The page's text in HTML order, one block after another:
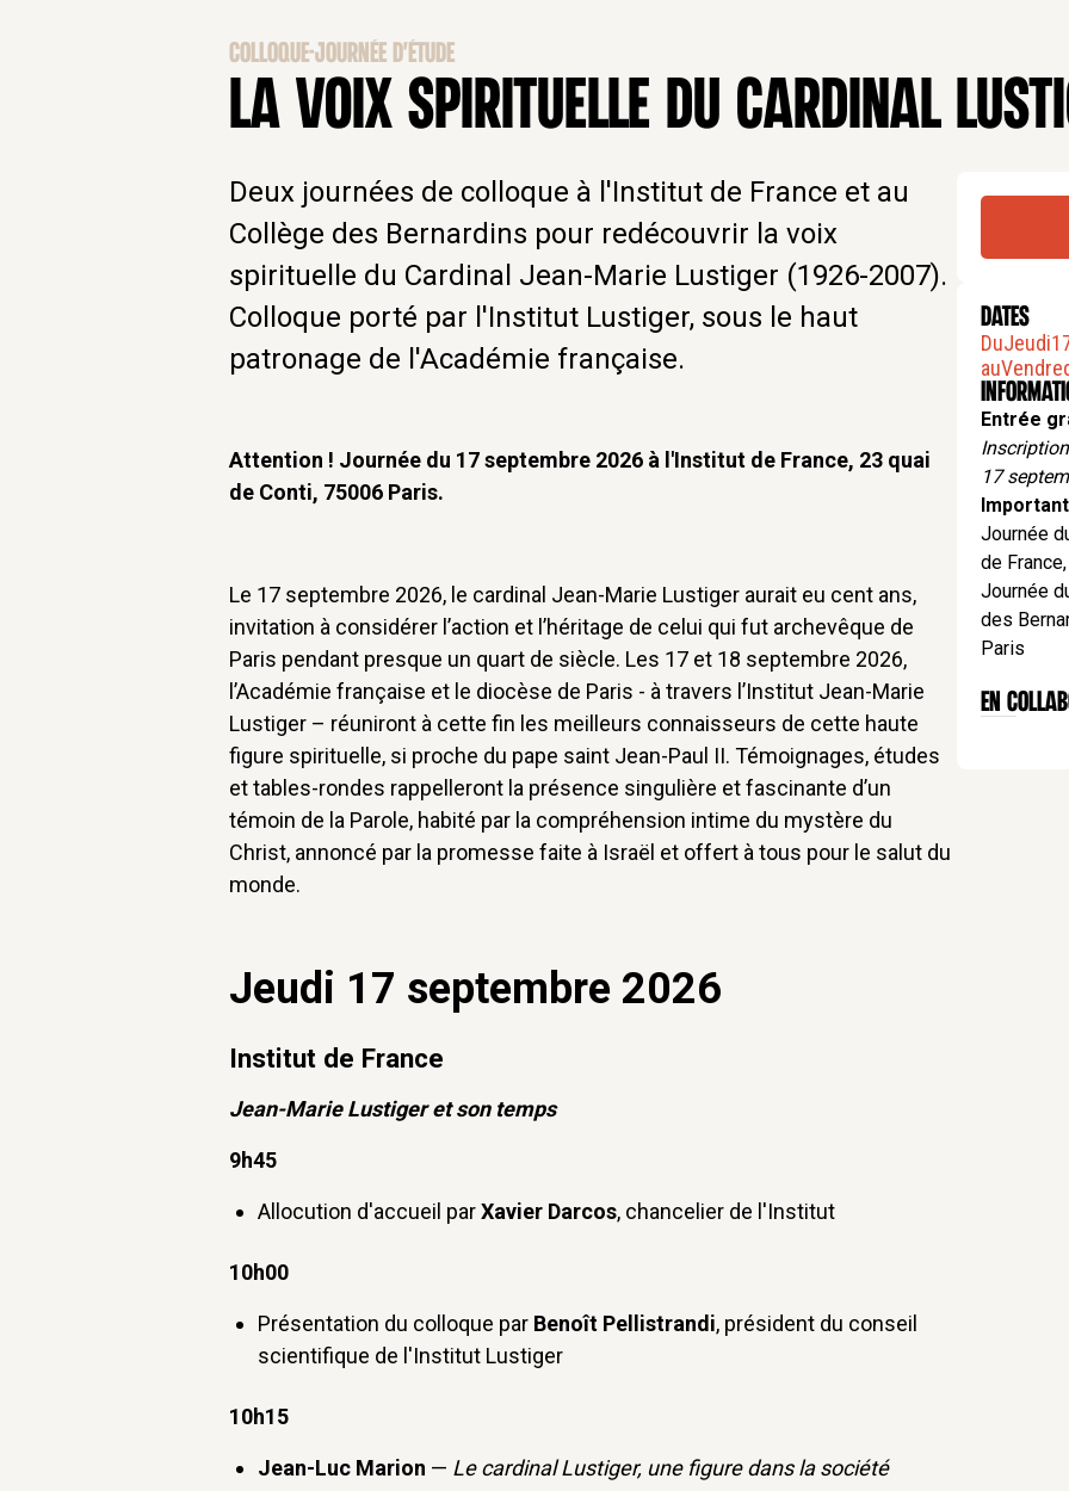
COLLOQUE-JOURNÉE D'ÉTUDE
LA VOIX SPIRITUELLE DU CARDINAL
Deux journées de colloque à l'Institut de France et au
Collège des Bernardins pour redécouvrir la voix
spirituelle du Cardinal Jean-Marie Lustiger (1926-2007).
Colloque porté par l'Institut Lustiger, sous le haut
patronage de l'Académie française.
Attention ! Journée du 17 septembre 2026 à l'Institut de France, 23 quai
de Conti, 75006 Paris.
Le 17 septembre 2026, le cardinal Jean-Marie Lustiger aurait eu cent ans,
invitation à considérer l’action et l’héritage de celui qui fut archevêque de
Paris pendant presque un quart de siècle. Les 17 et 18 septembre 2026,
l’Académie française et le diocèse de Paris - à travers l’Institut Jean-Marie
Lustiger – réuniront à cette fin les meilleurs connaisseurs de cette haute
figure spirituelle, si proche du pape saint Jean-Paul II. Témoignages, études
et tables-rondes rappelleront la présence singulière et fascinante d’un
témoin de la Parole, habité par la compréhension intime du mystère du
Christ, annoncé par la promesse faite à Israël et offert à tous pour le salut du
monde.
Jeudi 17 septembre 2026
Institut de France
Jean-Marie Lustiger et son temps
9h45
Allocution d'accueil parXavier Darcos, chancelier de l'Institut
10h00
Présentation du colloque par Benoît Pellistrandi, président du conseil
scientifique de l'Institut Lustiger
10h15
Jean-Luc Marion — Le cardinal Lustiger, une figure dans la société
DATES
DuJeudi
au
Entrée
17
Important
Journée
de
Journée
des
Paris
EN